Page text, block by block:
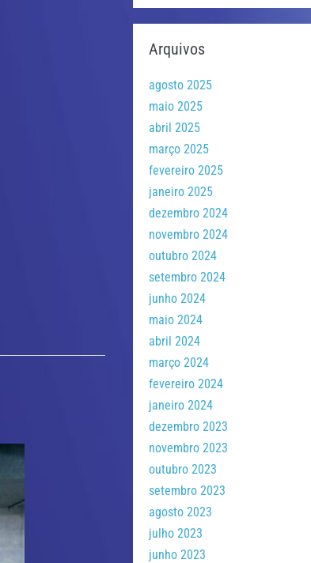
Arquivos
agosto 2025
maio 2025
abril 2025
março 2025
fevereiro 2025
janeiro 2025
dezembro 2024
novembro 2024
outubro 2024
setembro 2024
junho 2024
maio 2024
abril 2024
março 2024
fevereiro 2024
janeiro 2024
dezembro 2023
novembro 2023
outubro 2023
setembro 2023
agosto 2023
julho 2023
junho 2023